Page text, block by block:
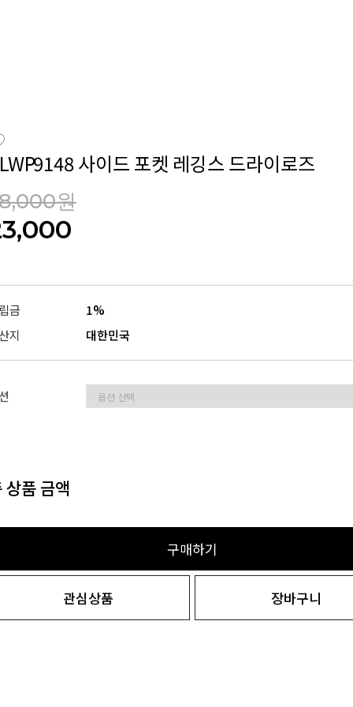
사이드 포켓 레깅스 드라이로즈
원
금
1%
지
대한민국
상품 금액
구매하기
관심상품 장바구니